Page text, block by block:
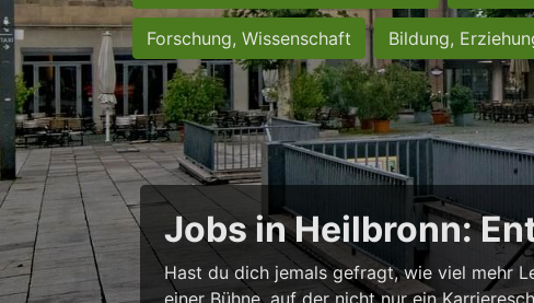
Forschung, Wissenschaft Bildung,
Jobs in Heilbronn:
Hast du dich jemals gefragt, wie viel mehr